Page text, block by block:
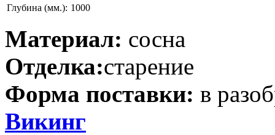
Глубина (мм.): 1000
Материал: сосна
Отделка:старение
Форма поставки: в
Викинг